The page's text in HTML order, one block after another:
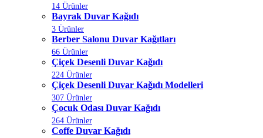
14 Ürünler
Bayrak Duvar Kağıdı
3 Ürünler
Berber Salonu Duvar Kağıtları
66 Ürünler
Çiçek Desenli Duvar Kağıdı
224 Ürünler
Çiçek Desenli Duvar Kağıdı Modelleri
307 Ürünler
Çocuk Odası Duvar Kağıdı
264 Ürünler
Coffe Duvar Kağıdı